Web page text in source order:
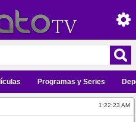
Programas y Series
1:22:23 AM